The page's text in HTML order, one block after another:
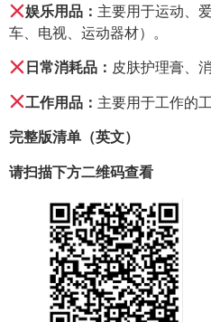
娱乐用品：主要用于运动、
车、电视、运动器材）。
日常消耗品：皮肤护理膏、
工作用品：主要用于工作的
完整版清单（英文）
请扫描下方二维码查看